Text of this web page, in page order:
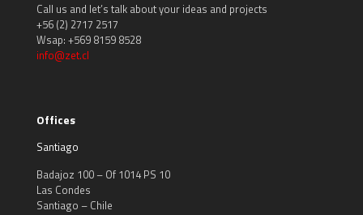
Call us and let’s talk about your ideas and projects
+56 (2) 2717 2517
Wsap: +569 8159 8528
info@zet.cl
Offices
Santiago
Badajoz 100 – Of 1014 PS 10
Las Condes
Santiago – Chile